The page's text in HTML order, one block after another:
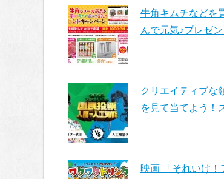
牛角キムチなどを
んで元気♪プレゼ
クリエイティブな
を見て当てよう！
映画 「それいけ